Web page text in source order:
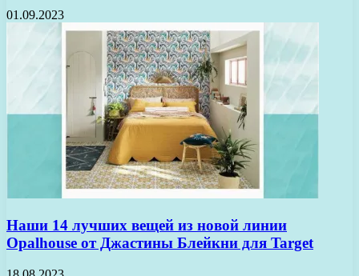
01.09.2023
Наши 14 лучших вещей из новой линии
Opalhouse от Джастины Блейкни для Target